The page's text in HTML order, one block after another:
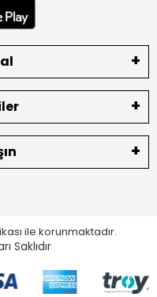
ile korunmaktadır.
Saklıdır